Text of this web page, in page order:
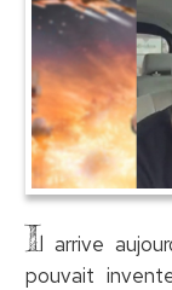
Il arrive
pouvait